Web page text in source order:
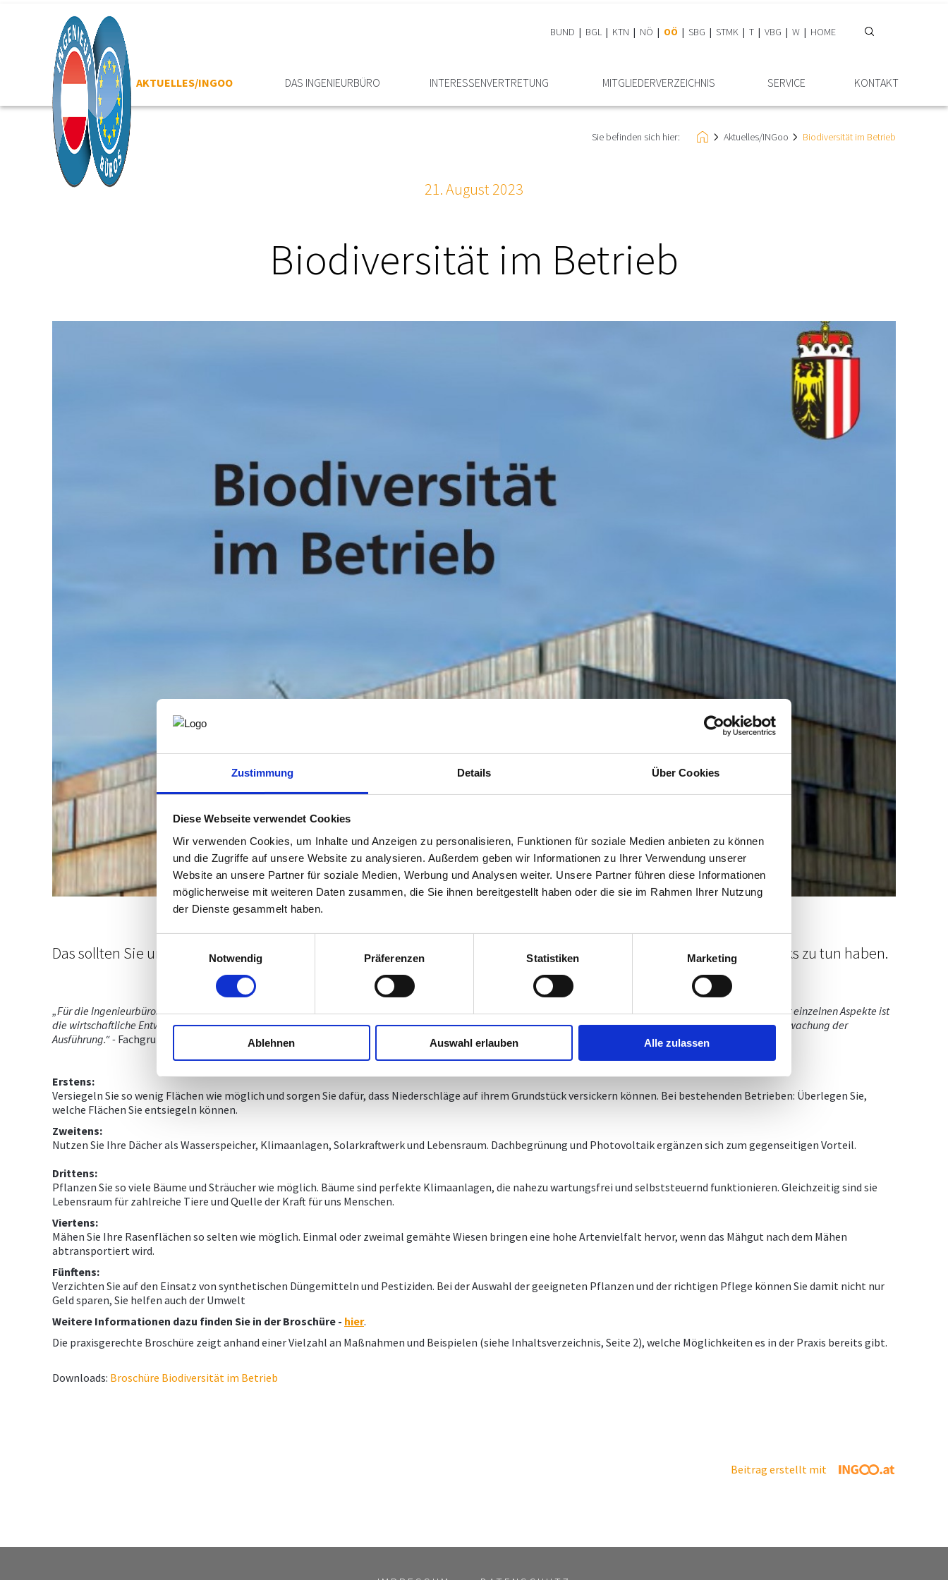
Zustimmung Details Über Cookies
Diese Webseite verwendet Cookies
Wir verwenden Cookies, um Inhalte und Anzeigen zu personalisieren, Funktionen für soziale Medien anbieten zu können
und die Zugriffe auf unsere Website zu analysieren. Außerdem geben wir Informationen zu Ihrer Verwendung unserer
Website an unsere Partner für soziale Medien, Werbung und Analysen weiter. Unsere Partner führen diese Informationen
möglicherweise mit weiteren Daten zusammen, die Sie ihnen bereitgestellt haben oder die sie im Rahmen Ihrer Nutzung
der Dienste gesammelt haben.
Notwendig
Präferenzen Statistiken Marketing
Ablehnen Auswahl erlauben Alle zulassen
BUND BGL KTN NÖ OÖ SBG STMK T VBG W HOME
HOME AKTUELLES/INGOO DAS INGENIEURBÜRO INTERESSEN­VERTRETUNG MITGLIEDER­VERZEICHNIS SERVICE KONTAKT
Sie befinden sich hier: Aktuelles/INGoo Biodiversität im Betrieb
21. August 2023
Biodiversität im Betrieb
Das sollten Sie unbedingt wissen, wenn Sie mit der Planung, der Gestaltung oder der Pflege eines Gewerbegrundstücks zu tun haben.
„Für die Ingenieurbüros ist die wirtschaftliche, technische und ökologische Gestaltung unserer Zukunft ein zentrales Anliegen. Nur durch eine exakte Abwägung der einzelnen Aspekte ist
die wirtschaftliche Entwicklung unseres Bundeslandes sinnvoll möglich. Wir Ingenieurbüros gestalten durch Planung und sichern deren Umsetzung durch die Überwachung der
Ausführung.“ - Fachgruppenobmann TR DI Dr. Rainer Gagstädter
Erstens:
Versiegeln Sie so wenig Flächen wie möglich und sorgen Sie dafür, dass Niederschläge auf ihrem Grundstück versickern können. Bei bestehenden Betrieben: Überlegen Sie,
welche Flächen Sie entsiegeln können.
Zweitens:
Nutzen Sie Ihre Dächer als Wasserspeicher, Klimaanlagen, Solarkraftwerk und Lebensraum. Dachbegrünung und Photovoltaik ergänzen sich zum gegenseitigen Vorteil.
Drittens:
Pflanzen Sie so viele Bäume und Sträucher wie möglich. Bäume sind perfekte Klimaanlagen, die nahezu wartungsfrei und selbststeuernd funktionieren. Gleichzeitig sind sie
Lebensraum für zahlreiche Tiere und Quelle der Kraft für uns Menschen.
Viertens:
Mähen Sie Ihre Rasenflächen so selten wie möglich. Einmal oder zweimal gemähte Wiesen bringen eine hohe Artenvielfalt hervor, wenn das Mähgut nach dem Mähen
abtransportiert wird.
Fünftens:
Verzichten Sie auf den Einsatz von synthetischen Düngemitteln und Pestiziden. Bei der Auswahl der geeigneten Pflanzen und der richtigen Pflege können Sie damit nicht nur
Geld sparen, Sie helfen auch der Umwelt
Weitere Informationen dazu finden Sie in der Broschüre - hier.
Die praxisgerechte Broschüre zeigt anhand einer Vielzahl an Maßnahmen und Beispielen (siehe Inhaltsverzeichnis, Seite 2), welche Möglichkeiten es in der Praxis bereits gibt.
Downloads: Broschüre Biodiversität im Betrieb
Beitrag erstellt mit